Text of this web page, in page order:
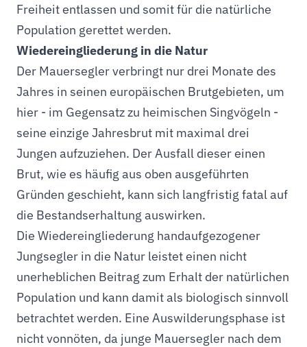
Freiheit entlassen und somit für die natürliche
Population gerettet werden.
Wiedereingliederung in die Natur
Der Mauersegler verbringt nur drei Monate des
Jahres in seinen europäischen Brutgebieten, um
hier - im Gegensatz zu heimischen Singvögeln -
seine einzige Jahresbrut mit maximal drei
Jungen aufzuziehen. Der Ausfall dieser einen
Brut, wie es häufig aus oben ausgeführten
Gründen geschieht, kann sich langfristig fatal auf
die Bestandserhaltung auswirken.
Die Wiedereingliederung handaufgezogener
Jungsegler in die Natur leistet einen nicht
unerheblichen Beitrag zum Erhalt der natürlichen
Population und kann damit als biologisch sinnvoll
betrachtet werden. Eine Auswilderungsphase ist
nicht vonnöten, da junge Mauersegler nach dem